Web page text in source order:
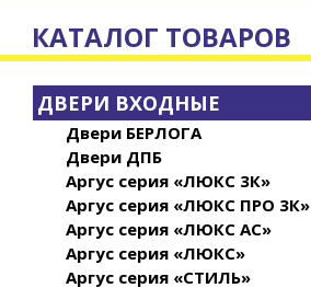
КАТАЛОГ ТОВАРОВ
ДВЕРИ ВХОДНЫЕ
Двери БЕРЛОГА
Двери ДПБ
Аргус серия «ЛЮКС 3К»
Аргус серия «ЛЮКС ПРО 3К»
Аргус серия «ЛЮКС АС»
Аргус серия «ЛЮКС»
Аргус серия «СТИЛЬ»